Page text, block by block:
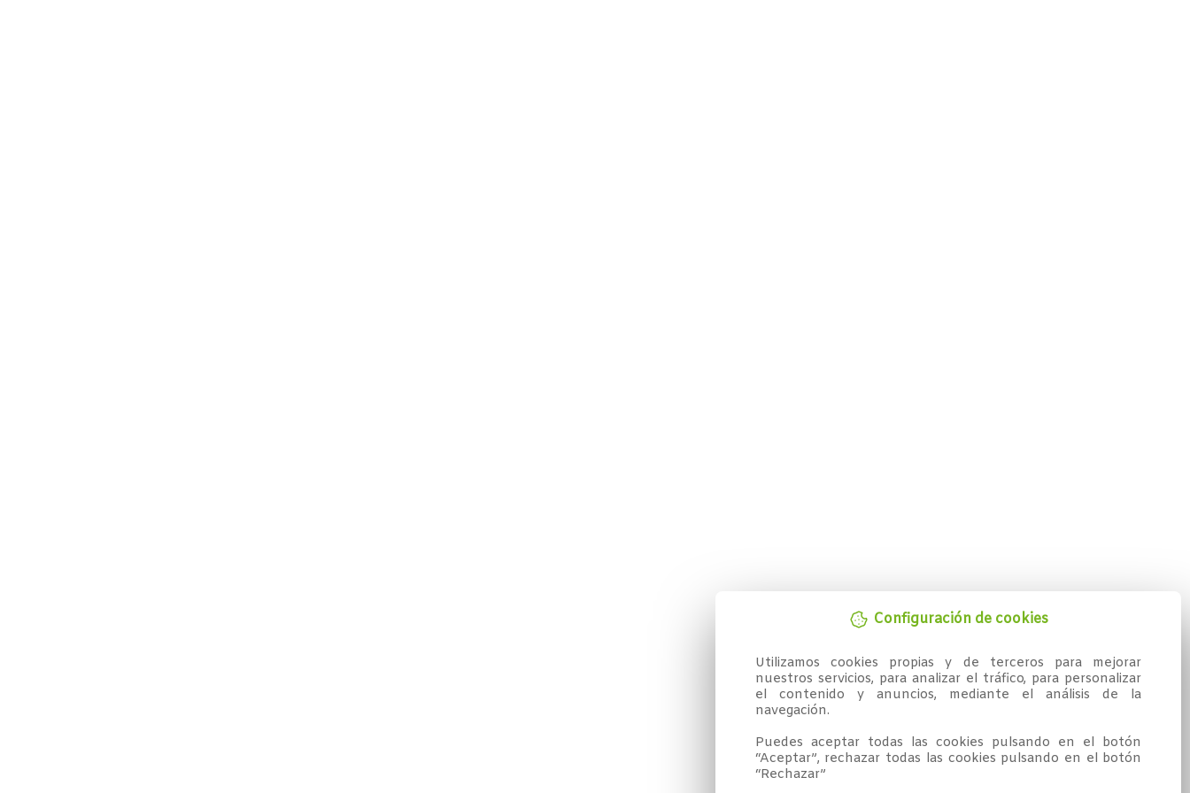
Configuración de cookies
Utilizamos cookies propias y de terceros para mejorar
nuestros servicios, para analizar el tráfico, para personalizar
el contenido y anuncios, mediante el análisis de la
navegación.
Puedes aceptar todas las cookies pulsando en el botón
“Aceptar”, rechazar todas las cookies pulsando en el botón
“Rechazar”